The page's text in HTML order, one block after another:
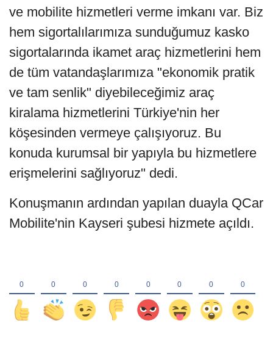
ve mobilite hizmetleri verme imkanı var. Biz
hem sigortalılarımıza sunduğumuz kasko
sigortalarında ikamet araç hizmetlerini hem
de tüm vatandaşlarımıza "ekonomik pratik
ve tam senlik" diyebileceğimiz araç
kiralama hizmetlerini Türkiye'nin her
köşesinden vermeye çalışıyoruz. Bu
konuda kurumsal bir yapıyla bu hizmetlere
erişmelerini sağlıyoruz" dedi.
Konuşmanın ardından yapılan duayla QCar
Mobilite'nin Kayseri şubesi hizmete açıldı.